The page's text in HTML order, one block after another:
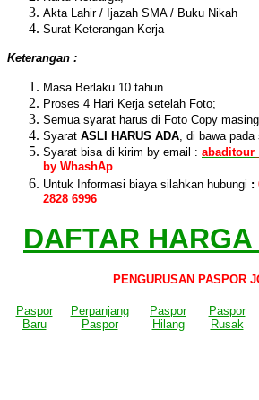
Akta Lahir / Ijazah SMA / Buku Nikah
Surat Keterangan Kerja
Keterangan :
Masa Berlaku 10 tahun
Proses 4 Hari Kerja setelah Foto;
Semua syarat harus di Foto Copy
Syarat ASLI HARUS ADA, di bawa
Syarat bisa di kirim by email :
by WhashAp
Untuk Informasi biaya silahkan hubungi :
2828 6996
DAFTAR HARGA
PENGURUSAN PASPOR
Paspor
Baru
Perpanjang
Paspor
Paspor
Hilang
Paspor
Rusak